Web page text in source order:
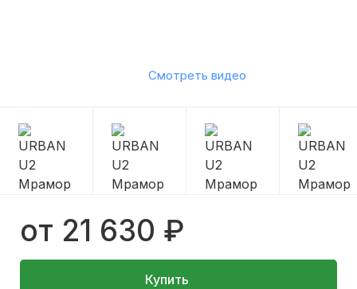
Смотреть видео
от 21 630 ₽
Купить